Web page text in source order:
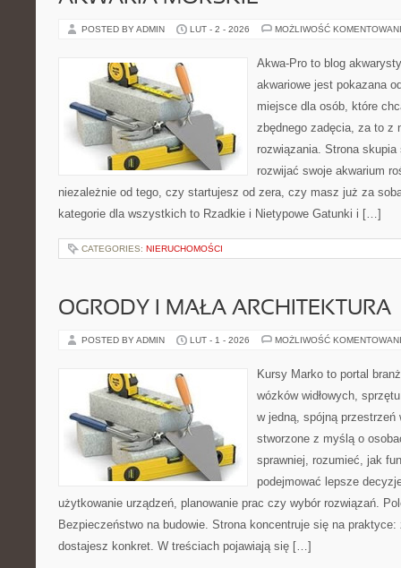
POSTED BY ADMIN LUT - 2 - 2026 MOŻLIWOŚĆ
Akwa-Pro to blog
akwariowe jest pokazana
miejsce dla osób, które
zbędnego zadęcia, za to z
rozwiązania. Strona
rozwijać swoje akwarium
niezależnie od tego, czy startujesz od zera, czy masz już za
kategorie dla wszystkich to Rzadkie i Nietypowe Gatunki i […]
CATEGORIES: NIERUCHOMOŚCI
OGRODY I MAŁA ARCHITEKTURA
POSTED BY ADMIN LUT - 1 - 2026 MOŻLIWOŚĆ
Kursy Marko to portal
wózków widłowych,
w jedną, spójną przestrzeń
stworzone z myślą o
sprawniej, rozumieć, jak
podejmować lepsze
użytkowanie urządzeń, planowanie prac czy wybór rozwiązań.
Bezpieczeństwo na budowie. Strona koncentruje się na praktyce:
dostajesz konkret. W treściach pojawiają się […]